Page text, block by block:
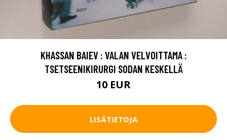
KHASSAN BAIEV : VALAN VELVOITTAMA :
TSETSEENIKIRURGI SODAN KESKELLÄ
10 EUR
LISÄTIETOJA